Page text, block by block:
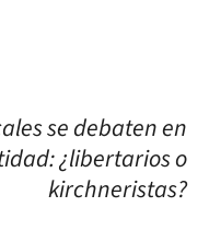
se debaten en
¿libertarios o
kirchneristas?